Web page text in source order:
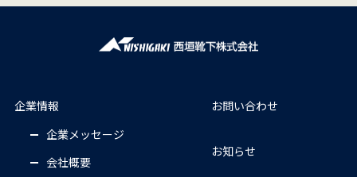
企業情報
企業メッセージ
会社概要
お問い合わせ
お知らせ